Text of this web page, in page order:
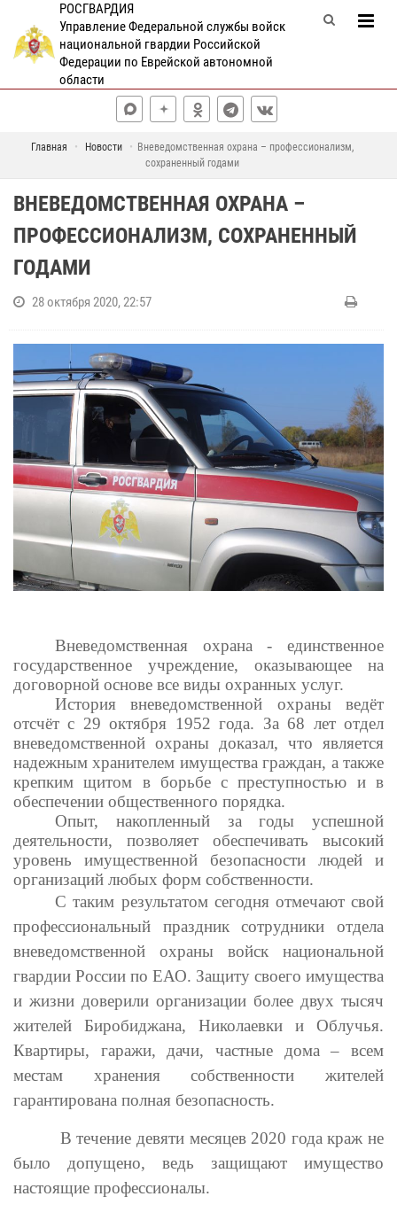
РОСГВАРДИЯ
Управление Федеральной службы войск
национальной гвардии Российской
Федерации по Еврейской автономной
области
Главная Новости
Вневедомственная охрана – профессионализм,
сохраненный годами
ВНЕВЕДОМСТВЕННАЯ ОХРАНА –
ПРОФЕССИОНАЛИЗМ, СОХРАНЕННЫЙ
ГОДАМИ
28 октября 2020, 22:57
Вневедомственная охрана - единственное
государственное учреждение, оказывающее на
договорной основе все виды охранных услуг.
История вневедомственной охраны ведёт
отсчёт с 29 октября 1952 года. За 68 лет отдел
вневедомственной охраны доказал, что является
надежным хранителем имущества граждан, а также
крепким щитом в борьбе с преступностью и в
обеспечении общественного порядка.
Опыт, накопленный за годы успешной
деятельности, позволяет обеспечивать высокий
уровень имущественной безопасности людей и
организаций любых форм собственности.
С таким результатом сегодня отмечают свой
профессиональный праздник сотрудники отдела
вневедомственной охраны войск национальной
гвардии России по ЕАО. Защиту своего имущества
и жизни доверили организации более двух тысяч
жителей Биробиджана, Николаевки и Облучья.
Квартиры, гаражи, дачи, частные дома – всем
местам хранения собственности жителей
гарантирована полная безопасность.
В течение девяти месяцев 2020 года краж не
было допущено, ведь защищают имущество
настоящие профессионалы.